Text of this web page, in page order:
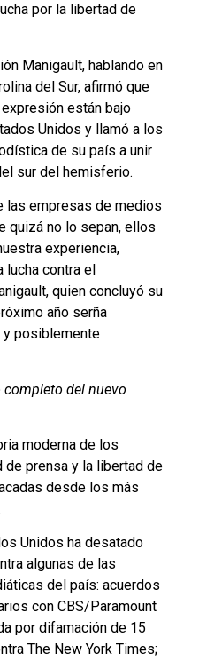
por la libertad de
Manigault, hablando en
del Sur, afirmó que
están bajo
Unidos y llamó a los
de su país a unir
sur del hemisferio.
las empresas de medios
quizá no lo sepan, ellos
experiencia,
contra el
quien concluyó su
año serña
y posiblemente
del nuevo
moderna de los
de prensa y la libertad de
desde los más
Unidos ha desatado
algunas de las
del país: acuerdos
con CBS/Paramount
por difamación de 15
The New York Times;